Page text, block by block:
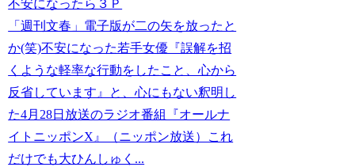
不安になったら３Ｐ
「週刊文春」電子版が二の矢を放ったと
か(笑)不安になった若手女優『誤解を招
くような軽率な行動をしたこと、心から
反省しています』と、心にもない釈明し
た4月28日放送のラジオ番組『オールナ
イトニッポンX』（ニッポン放送）これ
だけでも大ひんしゅく...